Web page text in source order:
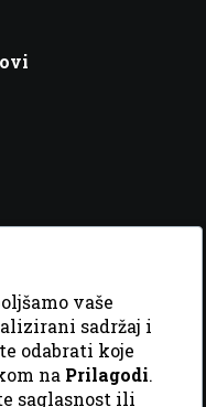
DizajnGordonDM
vaše
sadržaj i
odabrati koje
na Prilagodi.
saglasnost ili